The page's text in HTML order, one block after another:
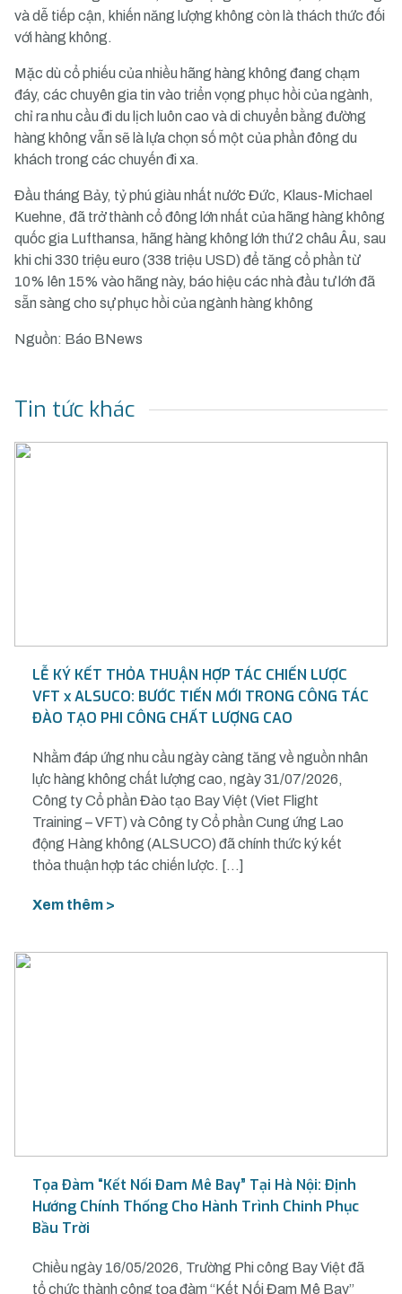
và dễ tiếp cận, khiến năng lượng không còn là thách thức đối
với hàng không.
Mặc dù cổ phiếu của nhiều hãng hàng không đang chạm
đáy, các chuyên gia tin vào triển vọng phục hồi của ngành,
chỉ ra nhu cầu đi du lịch luôn cao và di chuyển bằng đường
hàng không vẫn sẽ là lựa chọn số một của phần đông du
khách trong các chuyến đi xa.
Đầu tháng Bảy, tỷ phú giàu nhất nước Đức, Klaus-Michael
Kuehne, đã trở thành cổ đông lớn nhất của hãng hàng không
quốc gia Lufthansa, hãng hàng không lớn thứ 2 châu Âu, sau
khi chi 330 triệu euro (338 triệu USD) để tăng cổ phần từ
10% lên 15% vào hãng này, báo hiệu các nhà đầu tư lớn đã
sẵn sàng cho sự phục hồi của ngành hàng không
Nguồn: Báo BNews
Tin tức khác
LỄ KÝ KẾT THỎA THUẬN HỢP TÁC CHIẾN LƯỢC
VFT x ALSUCO: BƯỚC TIẾN MỚI TRONG CÔNG TÁC
ĐÀO TẠO PHI CÔNG CHẤT LƯỢNG CAO
Nhằm đáp ứng nhu cầu ngày càng tăng về nguồn nhân
lực hàng không chất lượng cao, ngày 31/07/2026,
Công ty Cổ phần Đào tạo Bay Việt (Viet Flight
Training – VFT) và Công ty Cổ phần Cung ứng Lao
động Hàng không (ALSUCO) đã chính thức ký kết
thỏa thuận hợp tác chiến lược. […]
Xem thêm >
Tọa Đàm “Kết Nối Đam Mê Bay” Tại Hà Nội: Định
Hướng Chính Thống Cho Hành Trình Chinh Phục
Bầu Trời
Chiều ngày 16/05/2026, Trường Phi công Bay Việt đã
tổ chức thành công tọa đàm “Kết Nối Đam Mê Bay”